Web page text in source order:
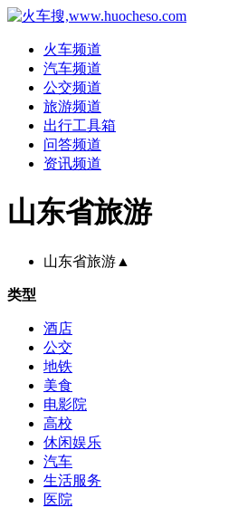
火车频道
汽车频道
公交频道
旅游频道
出行工具箱
问答频道
资讯频道
山东省旅游
山东省旅游 ▲
类型
酒店
公交
地铁
美食
电影院
高校
休闲娱乐
汽车
生活服务
医院